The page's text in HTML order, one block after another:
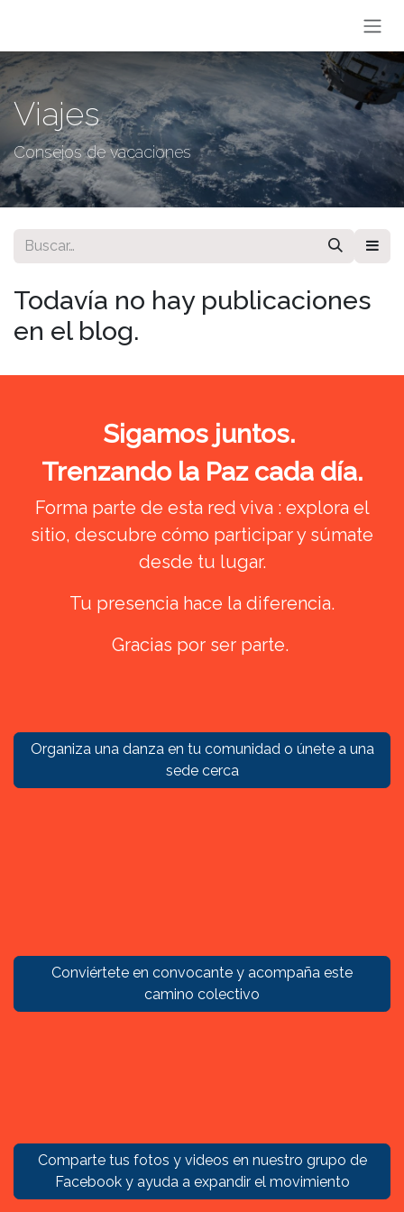
Viajes
Consejos de vacaciones
Todavía no hay publicaciones
en el blog.
Sigamos juntos.
Trenzando la Paz cada día.
Forma parte de esta red viva : explora el
sitio, descubre cómo participar y súmate
desde tu lugar.
Tu presencia hace la diferencia.
Gracias por ser parte.
Organiza una danza en tu comunidad o únete a una
sede cerca
Conviértete en convocante y acompaña este
camino colectivo
Comparte tus fotos y videos en nuestro grupo de
Facebook y ayuda a expandir el movimiento